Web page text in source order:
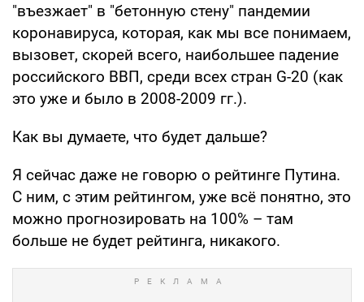
"въезжает" в "бетонную стену" пандемии
коронавируса, которая, как мы все понимаем,
вызовет, скорей всего, наибольшее падение
российского ВВП, среди всех стран G-20 (как
это уже и было в 2008-2009 гг.).
Как вы думаете, что будет дальше?
Я сейчас даже не говорю о рейтинге Путина.
С ним, с этим рейтингом, уже всё понятно, это
можно прогнозировать на 100% – там
больше не будет рейтинга, никакого.